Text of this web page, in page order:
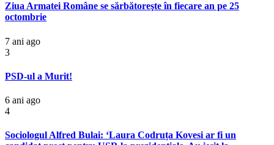
Ziua Armatei Române se sărbătoreşte în fiecare an pe 25
octombrie
7 ani ago
3
PSD-ul a Murit!
6 ani ago
4
Sociologul Alfred Bulai: ‘Laura Codruța Kovesi ar fi un